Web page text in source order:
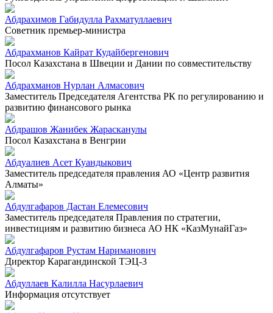
Абдрахимов Габидулла Рахматуллаевич
Советник премьер-министра
Абдрахманов Кайрат Кудайбергенович
Посол Казахстана в Швеции и Дании по совместительству
Абдрахманов Нурлан Алмасович
Заместитель Председателя Агентства РК по регулированию и
развитию финансового рынка
Абдрашов Жанибек Жарасканулы
Посол Казахстана в Венгрии
Абдуалиев Асет Куандыкович
Заместитель председателя правления АО «Центр развития
Алматы»
Абдулгафаров Дастан Елемесович
Заместитель председателя Правления по стратегии,
инвестициям и развитию бизнеса АО НК «КазМунайГаз»
Абдулгафаров Рустам Нариманович
Директор Карагандинской ТЭЦ-3
Абдуллаев Калилла Насурлаевич
Информация отсутствует